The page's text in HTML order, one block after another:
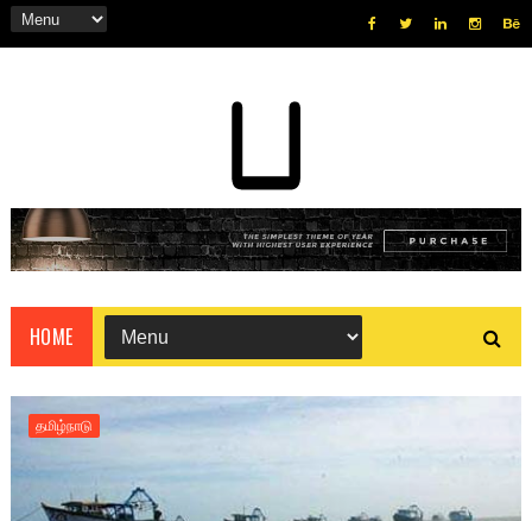
HOME
தமிழ்நாடு